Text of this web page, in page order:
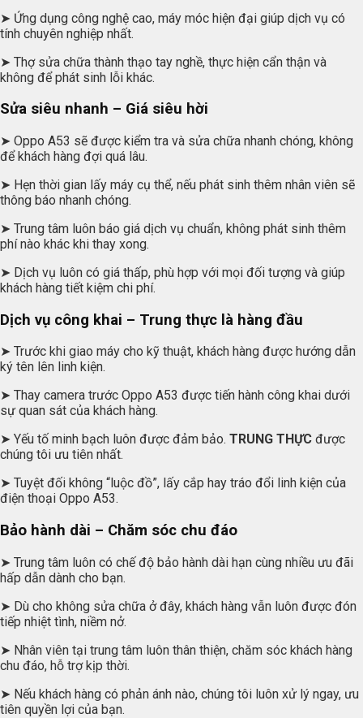
➤ Ứng dụng công nghệ cao, máy móc hiện đại giúp dịch vụ có
tính chuyên nghiệp nhất.
➤ Thợ sửa chữa thành thạo tay nghề, thực hiện cẩn thận và
không để phát sinh lỗi khác.
Sửa siêu nhanh – Giá siêu hời
➤ Oppo A53 sẽ được kiểm tra và sửa chữa nhanh chóng, không
để khách hàng đợi quá lâu.
➤ Hẹn thời gian lấy máy cụ thể, nếu phát sinh thêm nhân viên sẽ
thông báo nhanh chóng.
➤ Trung tâm luôn báo giá dịch vụ chuẩn, không phát sinh thêm
phí nào khác khi thay xong.
➤ Dịch vụ luôn có giá thấp, phù hợp với mọi đối tượng và giúp
khách hàng tiết kiệm chi phí.
Dịch vụ công khai – Trung thực là hàng đầu
➤ Trước khi giao máy cho kỹ thuật, khách hàng được hướng dẫn
ký tên lên linh kiện.
➤ Thay camera trước Oppo A53 được tiến hành công khai dưới
sự quan sát của khách hàng.
➤ Yếu tố minh bạch luôn được đảm bảo. TRUNG THỰC được
chúng tôi ưu tiên nhất.
➤ Tuyệt đối không “luộc đồ”, lấy cắp hay tráo đổi linh kiện của
điện thoại Oppo A53.
Bảo hành dài – Chăm sóc chu đáo
➤ Trung tâm luôn có chế độ bảo hành dài hạn cùng nhiều ưu đãi
hấp dẫn dành cho bạn.
➤ Dù cho không sửa chữa ở đây, khách hàng vẫn luôn được đón
tiếp nhiệt tình, niềm nở.
➤ Nhân viên tại trung tâm luôn thân thiện, chăm sóc khách hàng
chu đáo, hỗ trợ kịp thời.
➤ Nếu khách hàng có phản ánh nào, chúng tôi luôn xử lý ngay, ưu
tiên quyền lợi của bạn.